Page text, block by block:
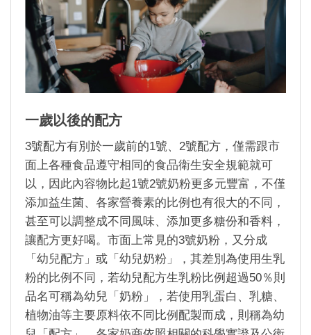
一歲以後的配方
3號配方有別於一歲前的1號、 2號配方，僅需跟市
面上各種食品遵守相同的食品衛生安全規範就可
以，因此內容物比起1號2號奶粉更多元豐富，不僅
添加益生菌、各家營養素的比例也有很大的不同，
甚至可以調整成不同風味、添加更多糖份和香料，
讓配方更好喝。市面上常見的3號奶粉，又分成
「幼兒配方」或「幼兒奶粉」，其差別為使用生乳
粉的比例不同，若幼兒配方生乳粉比例超過50％則
品名可稱為幼兒「奶粉」，若使用乳蛋白、乳糖、
植物油等主要原料依不同比例配製而成，則稱為幼